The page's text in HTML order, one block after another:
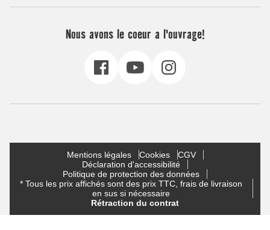
Nous avons le coeur a l'ouvrage!
Mentions légales Cookies
CGV
Déclaration d'accessibilité
Politique de protection des données
* Tous les prix affichés sont des prix TTC, frais de livraison
en sus si nécessaire
Rétraction du contrat